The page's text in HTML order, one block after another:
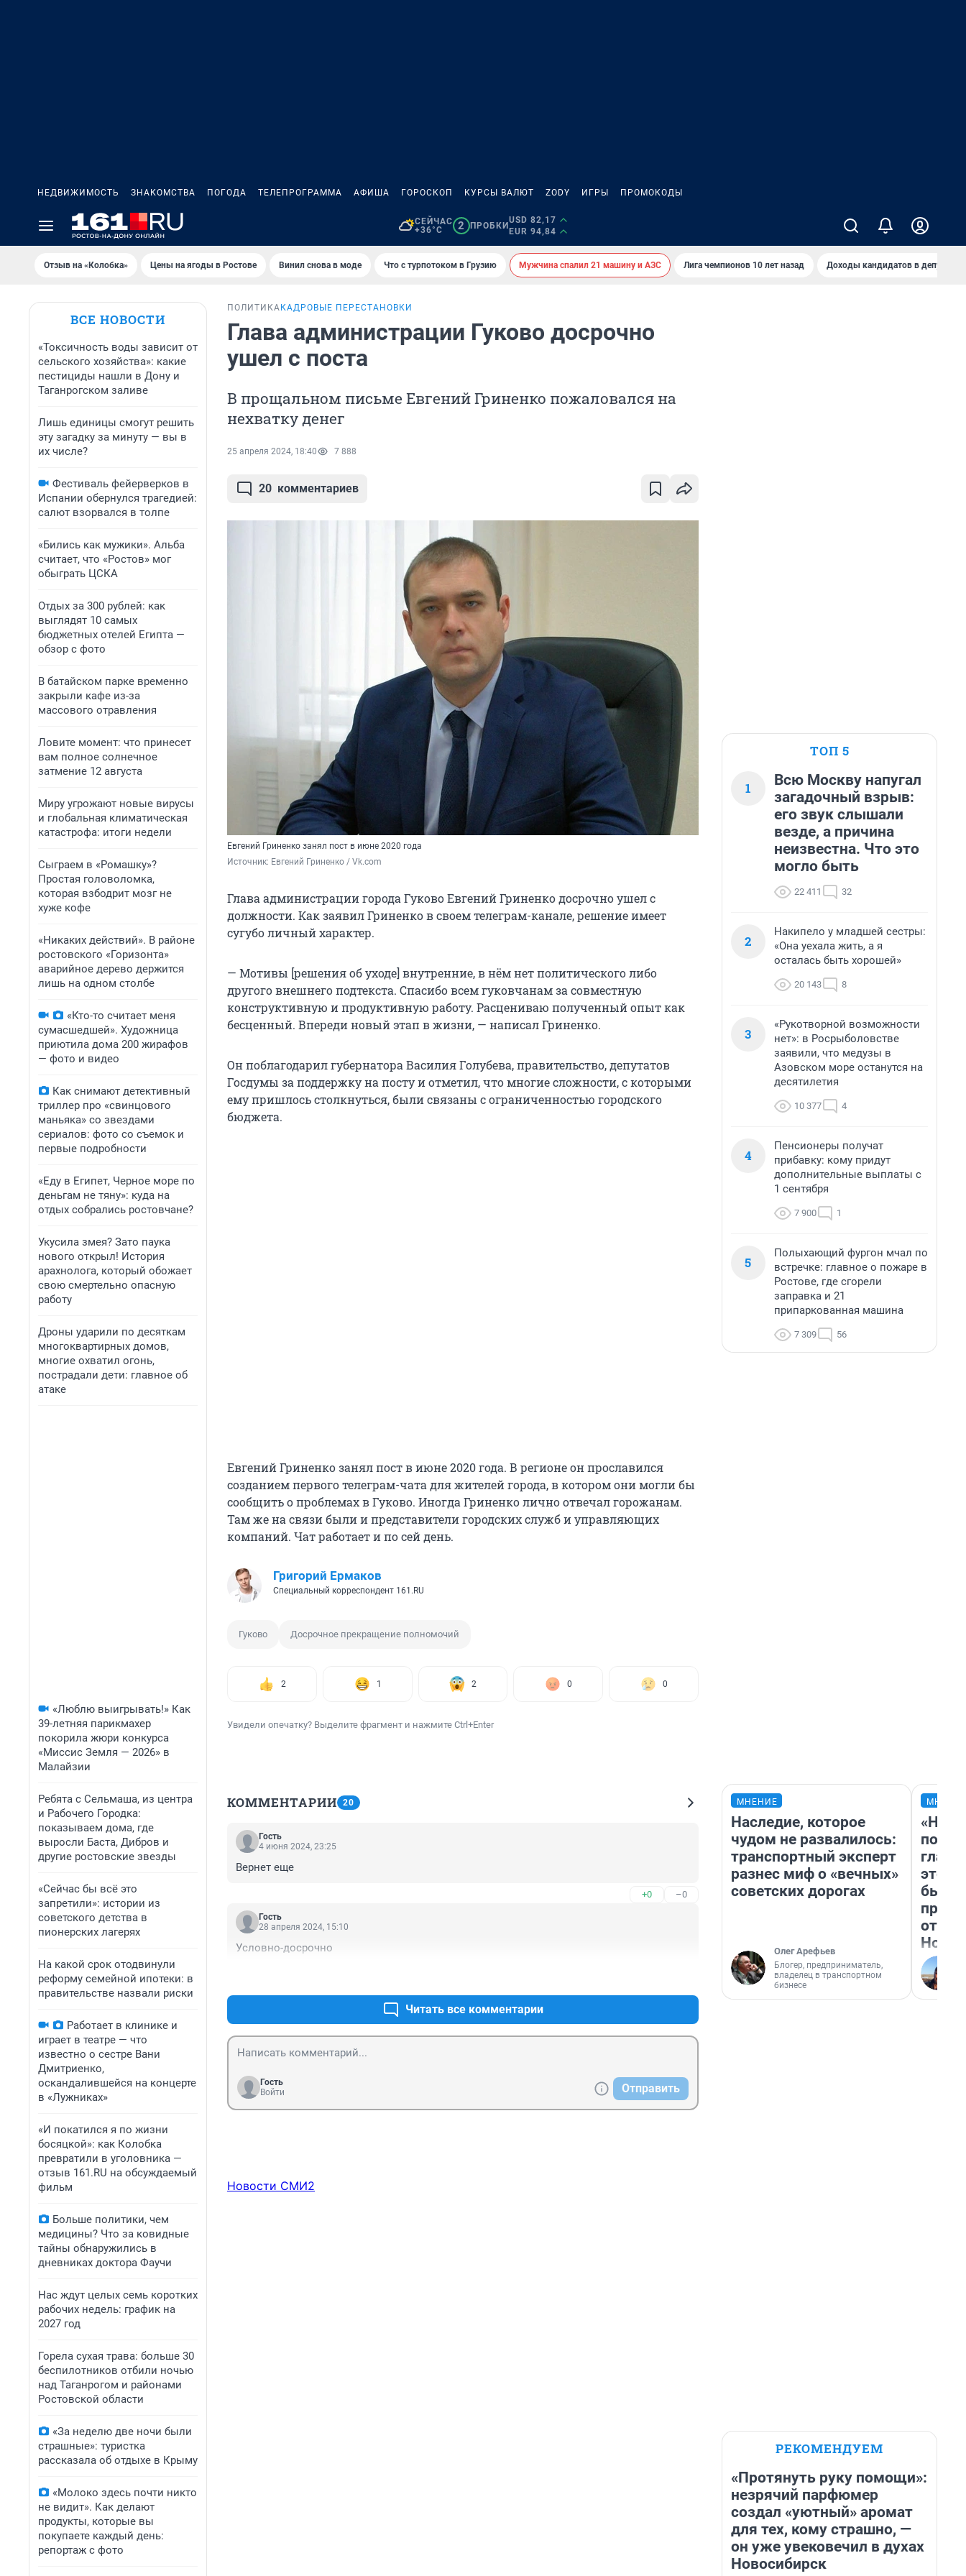
НЕДВИЖИМОСТЬ ЗНАКОМСТВА ПОГОДА ТЕЛЕПРОГРАММА АФИША ГОРОСКОП КУРСЫ ВАЛЮТ ZODY ИГРЫ ПРОМОКОДЫ
СЕЙЧАС
+36°C
2 ПРОБКИ
USD 82,17
EUR 94,84
Отзыв на «Колобка» Цены на ягоды в Ростове Винил снова в моде Что с турпотоком в Грузию Мужчина спалил 21 машину и АЗС Лига чемпионов 10 лет назад Доходы кандидатов в депутаты
ВСЕ НОВОСТИ
«Токсичность воды зависит от
сельского хозяйства»: какие
пестициды нашли в Дону и
Таганрогском заливе
Лишь единицы смогут решить
эту загадку за минуту — вы в
их числе?
Фестиваль фейерверков в
Испании обернулся трагедией:
салют взорвался в толпе
«Бились как мужики». Альба
считает, что «Ростов» мог
обыграть ЦСКА
Отдых за 300 рублей: как
выглядят 10 самых
бюджетных отелей Египта —
обзор с фото
В батайском парке временно
закрыли кафе из-за
массового отравления
Ловите момент: что принесет
вам полное солнечное
затмение 12 августа
Миру угрожают новые вирусы
и глобальная климатическая
катастрофа: итоги недели
Сыграем в «Ромашку»?
Простая головоломка,
которая взбодрит мозг не
хуже кофе
«Никаких действий». В районе
ростовского «Горизонта»
аварийное дерево держится
лишь на одном столбе
«Кто-то считает меня
сумасшедшей». Художница
приютила дома 200 жирафов
— фото и видео
Как снимают детективный
триллер про «свинцового
маньяка» со звездами
сериалов: фото со съемок и
первые подробности
«Еду в Египет, Черное море по
деньгам не тяну»: куда на
отдых собрались ростовчане?
Укусила змея? Зато паука
нового открыл! История
арахнолога, который обожает
свою смертельно опасную
работу
Дроны ударили по десяткам
многоквартирных домов,
многие охватил огонь,
пострадали дети: главное об
атаке
«Люблю выигрывать!» Как
39-летняя парикмахер
покорила жюри конкурса
«Миссис Земля — 2026» в
Малайзии
Ребята с Сельмаша, из центра
и Рабочего Городка:
показываем дома, где
выросли Баста, Дибров и
другие ростовские звезды
«Сейчас бы всё это
запретили»: истории из
советского детства в
пионерских лагерях
На какой срок отодвинули
реформу семейной ипотеки: в
правительстве назвали риски
Работает в клинике и
играет в театре — что
известно о сестре Вани
Дмитриенко,
оскандалившейся на концерте
в «Лужниках»
«И покатился я по жизни
босяцкой»: как Колобка
превратили в уголовника —
отзыв 161.RU на обсуждаемый
фильм
Больше политики, чем
медицины? Что за ковидные
тайны обнаружились в
дневниках доктора Фаучи
Нас ждут целых семь коротких
рабочих недель: график на
2027 год
Горела сухая трава: больше 30
беспилотников отбили ночью
над Таганрогом и районами
Ростовской области
«За неделю две ночи были
страшные»: туристка
рассказала об отдыхе в Крыму
«Молоко здесь почти никто
не видит». Как делают
продукты, которые вы
покупаете каждый день:
репортаж с фото
ПОЛИТИКА КАДРОВЫЕ ПЕРЕСТАНОВКИ
Глава администрации Гуково досрочно
ушел с поста
В прощальном письме Евгений Гриненко пожаловался на
нехватку денег
25 апреля 2024, 18:40 7 888
20 комментариев
Евгений Гриненко занял пост в июне 2020 года
Источник: Евгений Гриненко / Vk.com
Глава администрации города Гуково Евгений Гриненко досрочно ушел с
должности. Как заявил Гриненко в своем телеграм-канале, решение имеет
сугубо личный характер.
— Мотивы [решения об уходе] внутренние, в нём нет политического либо
другого внешнего подтекста. Спасибо всем гуковчанам за совместную
конструктивную и продуктивную работу. Расцениваю полученный опыт как
бесценный. Впереди новый этап в жизни, — написал Гриненко.
Он поблагодарил губернатора Василия Голубева, правительство, депутатов
Госдумы за поддержку на посту и отметил, что многие сложности, с которыми
ему пришлось столкнуться, были связаны с ограниченностью городского
бюджета.
Евгений Гриненко занял пост в июне 2020 года. В регионе он прославился
созданием первого телеграм-чата для жителей города, в котором они могли бы
сообщить о проблемах в Гуково. Иногда Гриненко лично отвечал горожанам.
Там же на связи были и представители городских служб и управляющих
компаний. Чат работает и по сей день.
Григорий Ермаков
Специальный корреспондент 161.RU
Гуково Досрочное прекращение полномочий
2 1 2 0 0
Увидели опечатку? Выделите фрагмент и нажмите Ctrl+Enter
КОММЕНТАРИИ 20
Гость
4 июня 2024, 23:25
Вернет еще
+0 –0
Гость
28 апреля 2024, 15:10
Условно-досрочно
Читать все комментарии
Гость
Войти
Отправить
Новости СМИ2
ТОП 5
1
Всю Москву напугал
загадочный взрыв:
его звук слышали
везде, а причина
неизвестна. Что это
могло быть
22 411 32
2
Накипело у младшей сестры:
«Она уехала жить, а я
осталась быть хорошей»
20 143 8
3
«Рукотворной возможности
нет»: в Росрыболовстве
заявили, что медузы в
Азовском море останутся на
десятилетия
10 377 4
4
Пенсионеры получат
прибавку: кому придут
дополнительные выплаты с
1 сентября
7 900 1
5
Полыхающий фургон мчал по
встречке: главное о пожаре в
Ростове, где сгорели
заправка и 21
припаркованная машина
7 309 56
МНЕНИЕ
Наследие, которое
чудом не развалилось:
транспортный эксперт
разнес миф о «вечных»
советских дорогах
Олег Арефьев
Блогер, предприниматель,
владелец в транспортном
бизнесе
этого
бьет
РЕКОМЕНДУЕМ
«Протянуть руку помощи»:
незрячий парфюмер
создал «уютный» аромат
для тех, кому страшно, —
он уже увековечил в духах
Новосибирск